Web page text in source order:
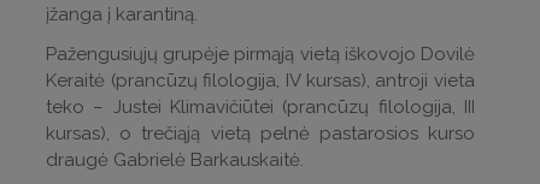
įžanga į karantiną.
Pažengusiųjų grupėje pirmąją vietą iškovojo Dovilė
Keraitė (prancūzų filologija, IV kursas), antroji vieta
teko – Justei Klimavičiūtei (prancūzų filologija, III
kursas), o trečiąją vietą pelnė pastarosios kurso
draugė Gabrielė Barkauskaitė.